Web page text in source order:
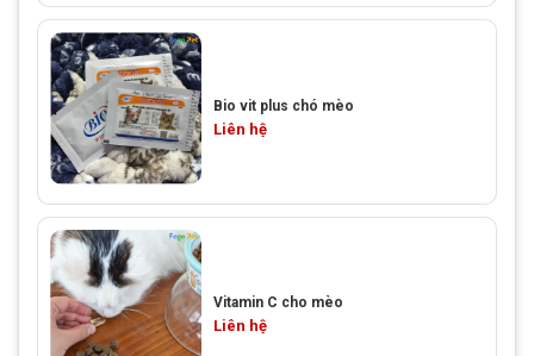
Bio vit plus chó mèo
Liên hệ
Vitamin C cho mèo
Liên hệ